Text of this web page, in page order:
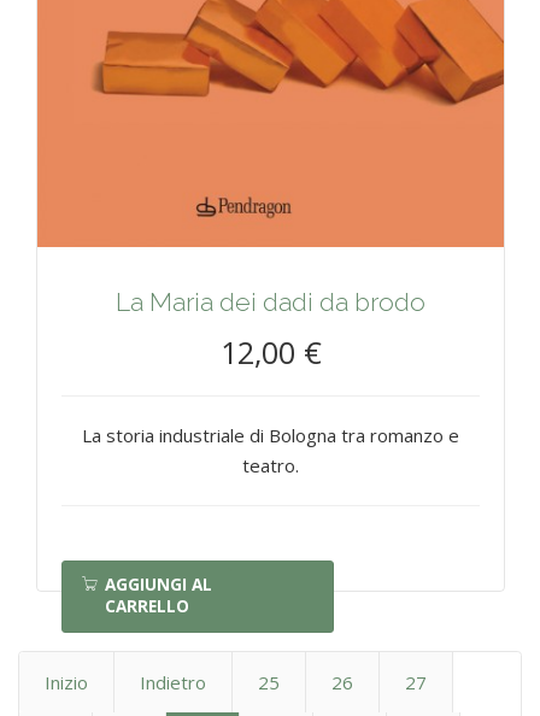
La Maria dei dadi da brodo
12,00 €
La storia industriale di Bologna tra romanzo e
teatro.
AGGIUNGI AL
CARRELLO
Inizio Indietro 25 26 27